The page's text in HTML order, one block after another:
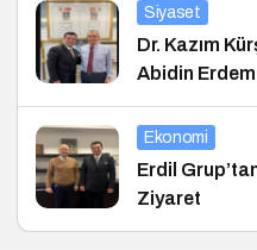
Siyaset
Dr. Kazım
Abidin
Ekonomi
Erdil
Ziyaret